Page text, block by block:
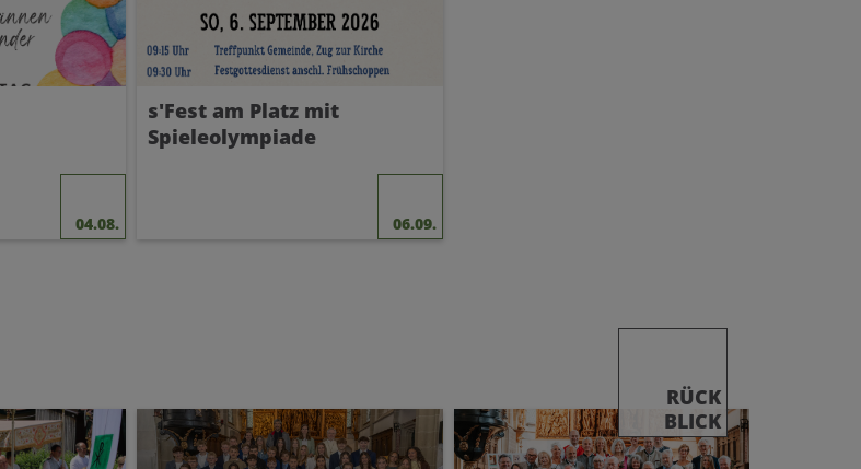
04.08.
s'Fest am Platz mit
Spieleolympiade
06.09.
RÜCK
BLICK